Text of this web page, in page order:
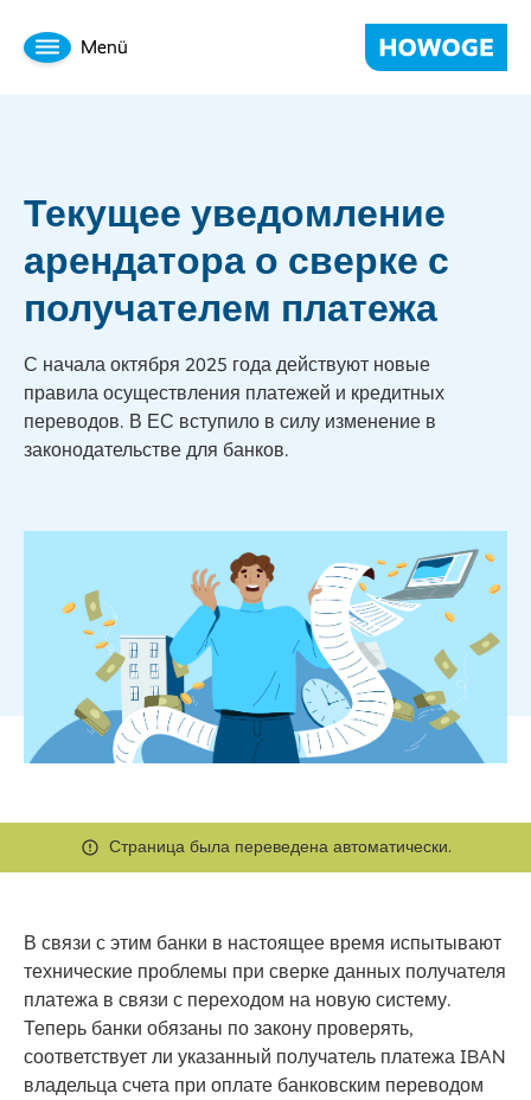
Menü
Текущее уведомление
арендатора о сверке с
получателем платежа
С начала октября 2025 года действуют новые
правила осуществления платежей и кредитных
переводов. В ЕС вступило в силу изменение в
законодательстве для банков.
Страница была переведена автоматически.
В связи с этим банки в настоящее время испытывают
технические проблемы при сверке данных получателя
платежа в связи с переходом на новую систему.
Теперь банки обязаны по закону проверять,
соответствует ли указанный получатель платежа IBAN
владельца счета при оплате банковским переводом